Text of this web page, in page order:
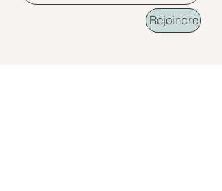
Rejoindre